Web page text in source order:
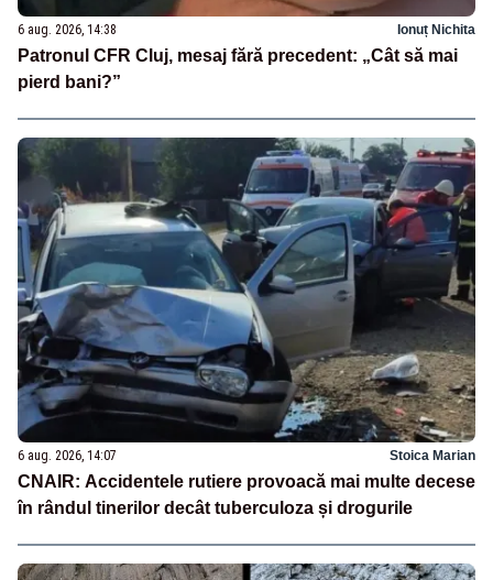
6 aug. 2026, 14:38 Ionuț Nichita
Patronul CFR Cluj, mesaj fără precedent: „Cât să mai
pierd bani?”
6 aug. 2026, 14:07 Stoica Marian
CNAIR: Accidentele rutiere provoacă mai multe decese
în rândul tinerilor decât tuberculoza și drogurile